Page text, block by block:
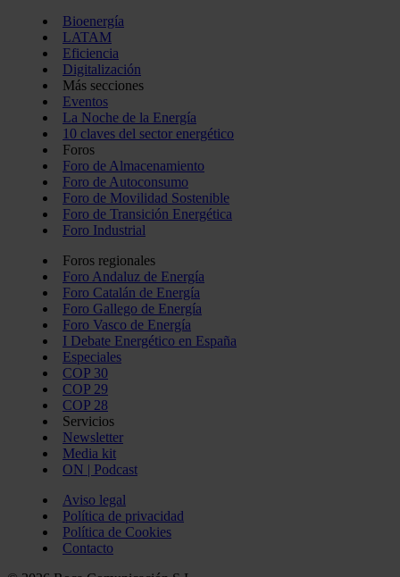
Bioenergía
LATAM
Eficiencia
Digitalización
Más secciones
Eventos
La Noche de la Energía
10 claves del sector energético
Foros
Foro de Almacenamiento
Foro de Autoconsumo
Foro de Movilidad Sostenible
Foro de Transición Energética
Foro Industrial
Foros regionales
Foro Andaluz de Energía
Foro Catalán de Energía
Foro Gallego de Energía
Foro Vasco de Energía
I Debate Energético en España
Especiales
COP 30
COP 29
COP 28
Servicios
Newsletter
Media kit
ON | Podcast
Aviso legal
Política de privacidad
Política de Cookies
Contacto